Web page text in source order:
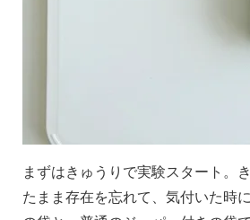
まずはきゅうりで実験スタート。
たまま存在を忘れて、気付いた時